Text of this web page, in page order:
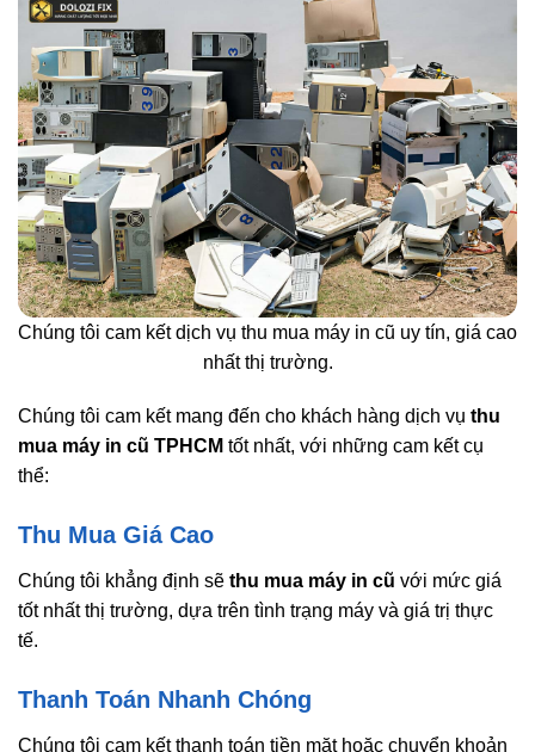
Chúng tôi cam kết dịch vụ thu mua máy in cũ uy tín, giá cao
nhất thị trường.
Chúng tôi cam kết mang đến cho khách hàng dịch vụ thu
mua máy in cũ TPHCM tốt nhất, với những cam kết cụ
thể:
Thu Mua Giá Cao
Chúng tôi khẳng định sẽ thu mua máy in cũ với mức giá
tốt nhất thị trường, dựa trên tình trạng máy và giá trị thực
tế.
Thanh Toán Nhanh Chóng
Chúng tôi cam kết thanh toán tiền mặt hoặc chuyển khoản